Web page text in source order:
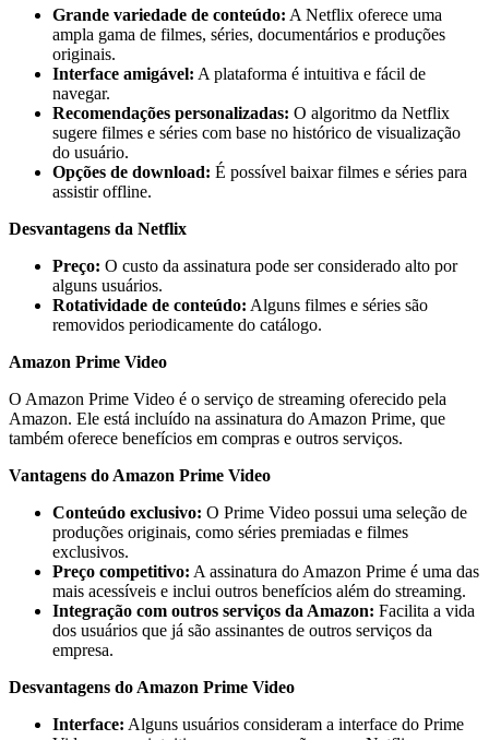
Grande variedade de conteúdo: A Netflix oferece uma
ampla gama de filmes, séries, documentários e produções
originais.
Interface amigável: A plataforma é intuitiva e fácil de
navegar.
Recomendações personalizadas: O algoritmo da Netflix
sugere filmes e séries com base no histórico de visualização
do usuário.
Opções de download: É possível baixar filmes e séries para
assistir offline.
Desvantagens da Netflix
Preço: O custo da assinatura pode ser considerado alto por
alguns usuários.
Rotatividade de conteúdo: Alguns filmes e séries são
removidos periodicamente do catálogo.
Amazon Prime Video
O Amazon Prime Video é o serviço de streaming oferecido pela
Amazon. Ele está incluído na assinatura do Amazon Prime, que
também oferece benefícios em compras e outros serviços.
Vantagens do Amazon Prime Video
Conteúdo exclusivo: O Prime Video possui uma seleção de
produções originais, como séries premiadas e filmes
exclusivos.
Preço competitivo: A assinatura do Amazon Prime é uma das
mais acessíveis e inclui outros benefícios além do streaming.
Integração com outros serviços da Amazon: Facilita a vida
dos usuários que já são assinantes de outros serviços da
empresa.
Desvantagens do Amazon Prime Video
Interface: Alguns usuários consideram a interface do Prime